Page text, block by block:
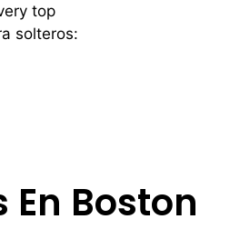
top
solteros:
En Boston